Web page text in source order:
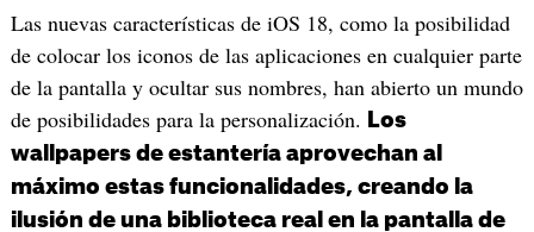
Las nuevas características de iOS 18, como la posibilidad
de colocar los iconos de las aplicaciones en cualquier parte
de la pantalla y ocultar sus nombres, han abierto un mundo
de posibilidades para la personalización.
Los
wallpapers de estantería aprovechan al
máximo estas funcionalidades, creando la
ilusión de una biblioteca real en la pantalla de